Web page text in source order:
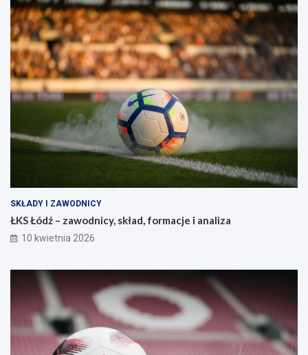
SKŁADY I ZAWODNICY
ŁKS Łódź – zawodnicy, skład, formacje i analiza
10 kwietnia 2026